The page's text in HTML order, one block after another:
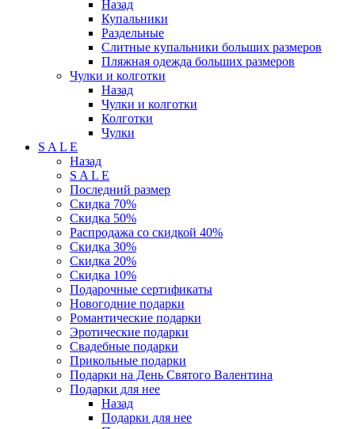
Назад
Купальники
Раздельные
Слитные купальники больших размеров
Пляжная одежда больших размеров
Чулки и колготки
Назад
Чулки и колготки
Колготки
Чулки
S A L E
Назад
S A L E
Последний размер
Скидка 70%
Скидка 50%
Распродажа со скидкой 40%
Скидка 30%
Скидка 20%
Скидка 10%
Подарочные сертификаты
Новогодние подарки
Романтические подарки
Эротические подарки
Свадебные подарки
Прикольные подарки
Подарки на День Святого Валентина
Подарки для нее
Назад
Подарки для нее